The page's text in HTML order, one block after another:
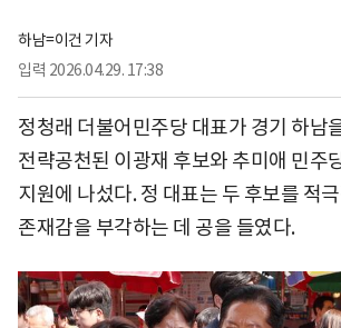
하남=이건 기자
입력 2026.04.29. 17:38
정청래 더불어민주당 대표가 경기 하남
전략공천된 이광재 후보와 추미애 민주
지원에 나섰다. 정 대표는 두 후보를 적
존재감을 부각하는 데 공을 들였다.